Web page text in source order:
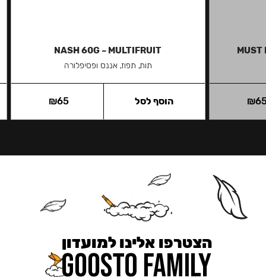
MUST
₪
NASH 60G – MULTIFRUIT
תות, תפוז, אננס ופסיפלורה
₪65 הוסף לסל
הצטרפו אלינו למועדון